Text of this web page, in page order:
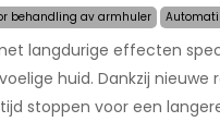
behandling av armhuler
langdurige effecten
huid. Dankzij nieuwe
stoppen voor een